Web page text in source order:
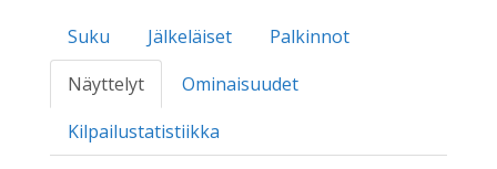
Suku Jälkeläiset
Palkinnot
Näyttelyt
Ominaisuudet
Kilpailustatistiikka